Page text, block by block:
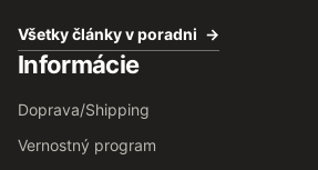
Všetky články v poradni
Informácie
Doprava/Shipping
Vernostný program